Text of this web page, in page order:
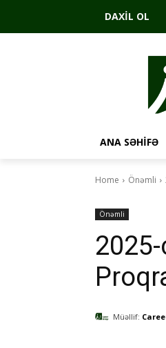
DAXIL OL
ANA SƏHIFƏ
Home Önəmli
Önəmli
Müəllif: